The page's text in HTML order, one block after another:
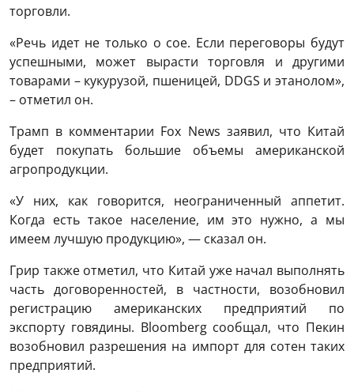
торговли.
«Речь идет не только о сое. Если переговоры будут
успешными, может вырасти торговля и другими
товарами – кукурузой, пшеницей, DDGS и этанолом»,
– отметил он.
Трамп в комментарии Fox News заявил, что Китай
будет покупать большие объемы американской
агропродукции.
«У них, как говорится, неограниченный аппетит.
Когда есть такое население, им это нужно, а мы
имеем лучшую продукцию», — сказал он.
Грир также отметил, что Китай уже начал выполнять
часть договоренностей, в частности, возобновил
регистрацию американских предприятий по
экспорту говядины. Bloomberg сообщал, что Пекин
возобновил разрешения на импорт для сотен таких
предприятий.